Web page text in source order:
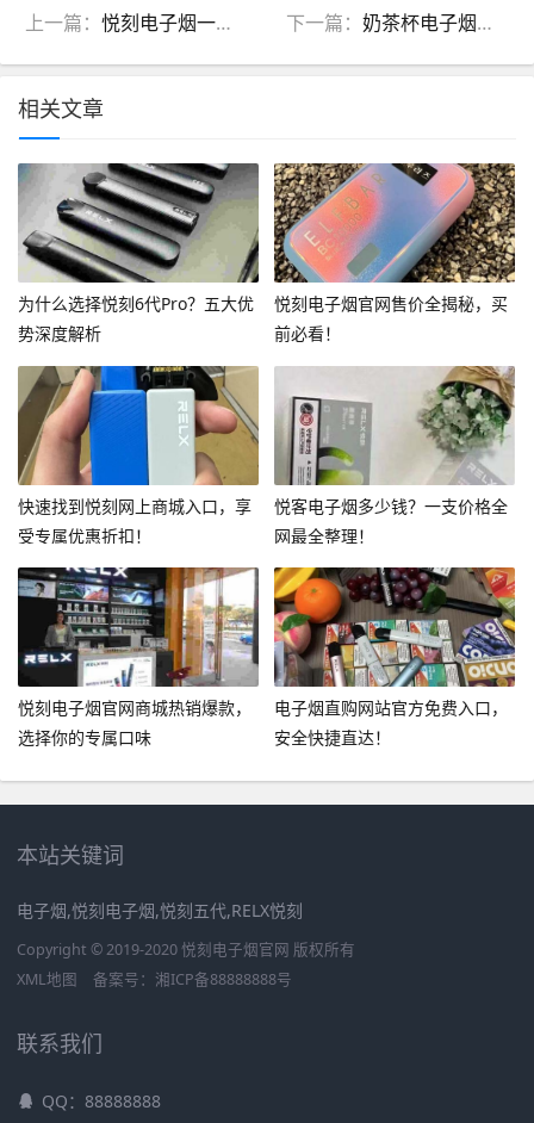
上一篇： 悦刻电子烟一代到四代对比(悦刻电子烟第一代和第四代哪个好) 下一篇：奶茶杯电子烟能注油吗有毒吗(奶茶杯怎么用)
相关文章
为什么选择悦刻6代Pro？五大优
势深度解析
悦刻电子烟官网售价全揭秘，买
前必看！
快速找到悦刻网上商城入口，享
受专属优惠折扣！
悦客电子烟多少钱？一支价格全
网最全整理！
悦刻电子烟官网商城热销爆款，
选择你的专属口味
电子烟直购网站官方免费入口，
安全快捷直达！
本站关键词
电子烟,悦刻电子烟,悦刻五代,RELX悦刻
Copyright © 2019-2020 悦刻电子烟官网 版权所有
XML地图
备案号： 湘ICP备88888888号
联系我们
QQ：88888888